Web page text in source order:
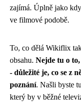
zajímá. Úplně jako
ve filmové podobě.
To, co dělá Wikiflix
obsahu. Nejde tu o
- důležité je, co se z
poznání. Našli byste
který by v běžné